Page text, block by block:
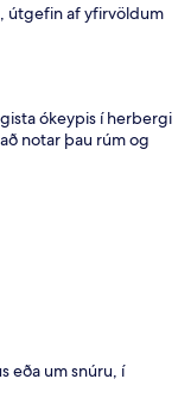
útgefin af yfirvöldum
ókeypis í herbergi
notar þau rúm og
eða um snúru, í